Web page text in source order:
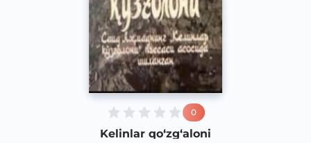
0
Kelinlar qo‘zg‘aloni